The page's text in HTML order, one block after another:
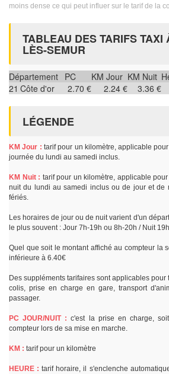
moins dense ce qui peut influer sur le tarif de la
TABLEAU DES TARIFS TAXI
LÈS-SEMUR
Département PC KM Jour KM Nuit
21 Côte d'or 2.70 € 2.24 € 3.36 €
LÉGENDE
KM Jour : tarif pour un kilomètre, applicable
journée du lundi au samedi inclus.
KM Nuit : tarif pour un kilomètre, applicable
nuit du lundi au samedi inclus ou de jour et de
fériés.
Les horaires de jour ou de nuit varient d'un
le plus souvent : Jour 7h-19h ou 8h-20h / Nuit
Quel que soit le montant affiché au compteur la
inférieure à 6.40€
Des suppléments tarifaires sont applicables
colis, prise en charge en gare, transport
passager.
PC JOUR/NUIT : c'est la prise en charge,
compteur lors de sa mise en marche.
KM : tarif pour un kilomètre
HEURE : tarif horaire, il s'enclenche